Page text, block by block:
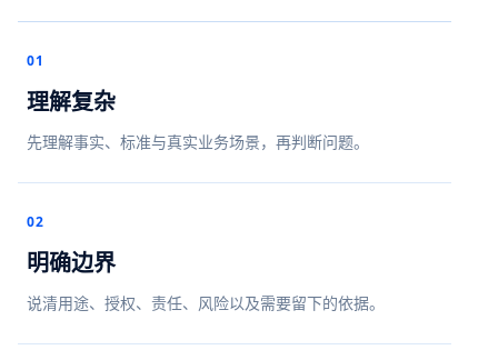
01
理解复杂
先理解事实、标准与真实业务场景，再判断问题。
02
明确边界
说清用途、授权、责任、风险以及需要留下的依据。